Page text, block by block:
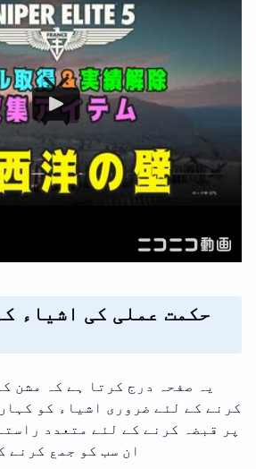
حکمت عملی کی اشیاء
یہ صفحہ درج کرتا ہے کہ مشن
کرنے کے لئے ضروری اشیاء کو
پر قبضہ کرنے کے لئے متعدد
ان سب کو جمع کرنے